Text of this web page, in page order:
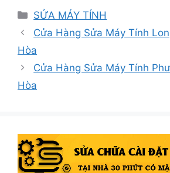
Danh
mục
SỬA MÁY TÍNH
Cửa Hàng Sửa Máy Tính
Hòa
Cửa Hàng Sửa Máy Tính
Hòa